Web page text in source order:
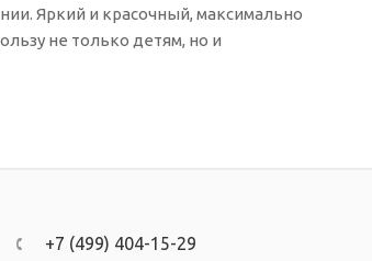
Яркий и красочный, максимально
не только детям, но и
+7 (499) 404-15-29